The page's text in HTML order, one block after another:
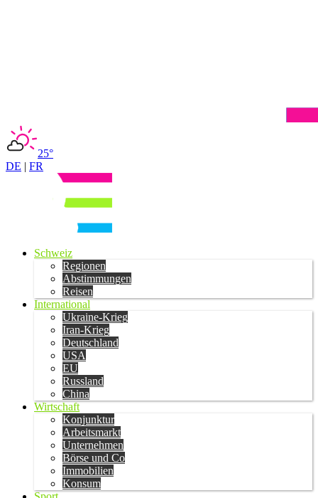
25°
DE | FR
Schweiz
Regionen
Abstimmungen
Reisen
International
Ukraine-Krieg
Iran-Krieg
Deutschland
USA
EU
Russland
China
Wirtschaft
Konjunktur
Arbeitsmarkt
Unternehmen
Börse und Co
Immobilien
Konsum